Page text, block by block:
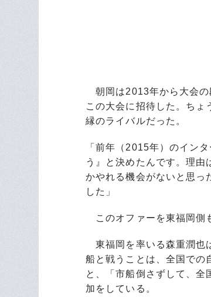
朝岡は2013年から大会の
この大会に招待した。ちょ
縁のライバルだった。
「前年（2015年）のイン
う』と決めたんです。理
かやれる機会がないと思っ
した」
このオファーを東福岡側
東福岡を率いる森重潤也
船と戦うことは、全国での
と、「市船倒さずして、
加をしている。